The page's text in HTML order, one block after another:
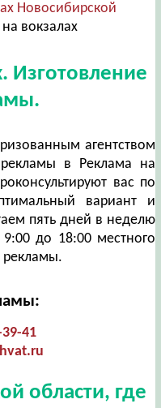
Новосибирской
вокзалах
Изготовление
агентством
в Реклама на
вас по
вариант и
пять дней в неделю
до 18:00 местного
рекламы.
41
области, где